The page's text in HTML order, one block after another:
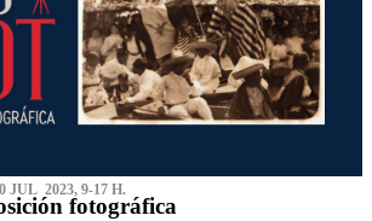
JUL 2023, 9-17 H.
fotográfica